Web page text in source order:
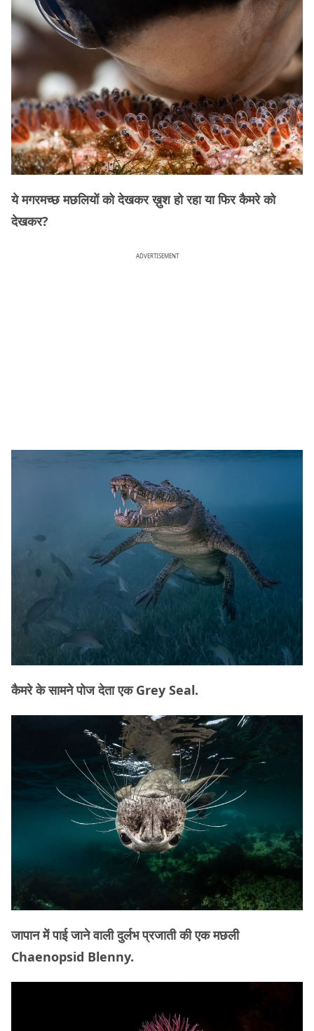
ये मगरमच्छ मछलियों को देखकर ख़ुश हो रहा या फिर कैमरे को
देखकर?
ADVERTISEMENT
कैमरे के सामने पोज देता एक Grey Seal.
जापान में पाई जाने वाली दुर्लभ प्रजाती की एक मछली
Chaenopsid Blenny.